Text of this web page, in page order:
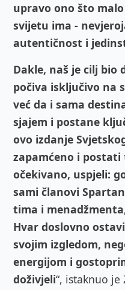
upravo ono što
svijetu ima -
autentičnost i
Dakle, naš je cilj bio
počiva isključivo na
već da i sama
sjajem i postane
ovo izdanje
zapamćeno i
očekivano, uspjeli:
sami članovi
tima i
Hvar doslovno
svojim izgledom,
energijom i
doživjeli“, istaknuo je